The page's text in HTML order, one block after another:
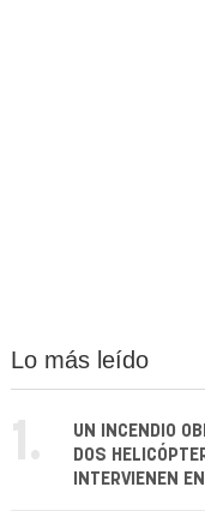
Lo más leído
1.
UN INCENDIO
DOS
INTERVIENEN